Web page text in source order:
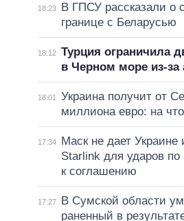
18:23
В ГПСУ рассказали о
границе с Беларусью
18:12 Турция ограничила
в Черном море из-за
18:01
Украина получит от
миллиона евро: на
17:34
Маск не дает Украине
Starlink для ударов
к соглашению
17:27
В Сумской области
раненный в